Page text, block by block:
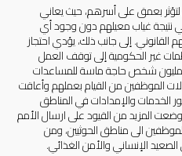
لتؤثر بعمق على أسرهم، حيث يعاني
غياب معيلهم دون وجود أي
إلى جانب ذلك، يؤدي احتجاز
غير الحكومية إلى توقف العمل
الإنساني في اليمن، حيث يواجه نحو 18 مليون شخص حاجة ماسة للمساعدات
الموظفين من القيام بعملهم وأعاقت
الخدمات والإمدادات في المناطق
المزيد من القيود على ارسال الأمم
الى مناطق الحوثيين، ومن
الإنساني والأمن الغذائي.